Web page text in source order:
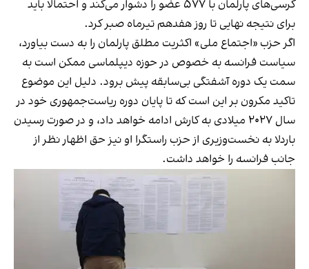
کرسی‌های پارلمان با ۵۷۷ عضو را دشوار می‌کند و احتمالا باید
برای نتیجه نهایی تا روز هفدهم تیرماه صبر کرد.
اگر حزب «اجتماع ملی» اکثریت مطلق پارلمان را به دست بیاورد،
سیاست فرانسه به خصوص در حوزه دیپلماسی ممکن است به
سمت یک دوره آشفتگی بی‌سابقه پیش برود. دلیل این موضوع
تاکید مکرون بر این است که تا پایان دوره ریاست‌جمهوری خود در
سال ۲۰۲۷ میلادی به کارش ادامه خواهد داد، و در صورت رسیدن
باردلا به نخست‌وزیری از حزب راستگرا او نیز حق اظهار نظر از
جانب فرانسه را خواهد داشت.